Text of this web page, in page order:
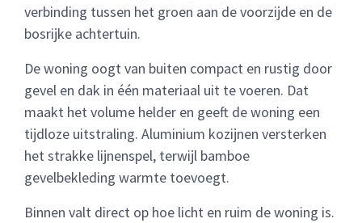
verbinding tussen het groen aan de voorzijde en de
bosrijke achtertuin.
De woning oogt van buiten compact en rustig door
gevel en dak in één materiaal uit te voeren. Dat
maakt het volume helder en geeft de woning een
tijdloze uitstraling. Aluminium kozijnen versterken
het strakke lijnenspel, terwijl bamboe
gevelbekleding warmte toevoegt.
Binnen valt direct op hoe licht en ruim de woning is.